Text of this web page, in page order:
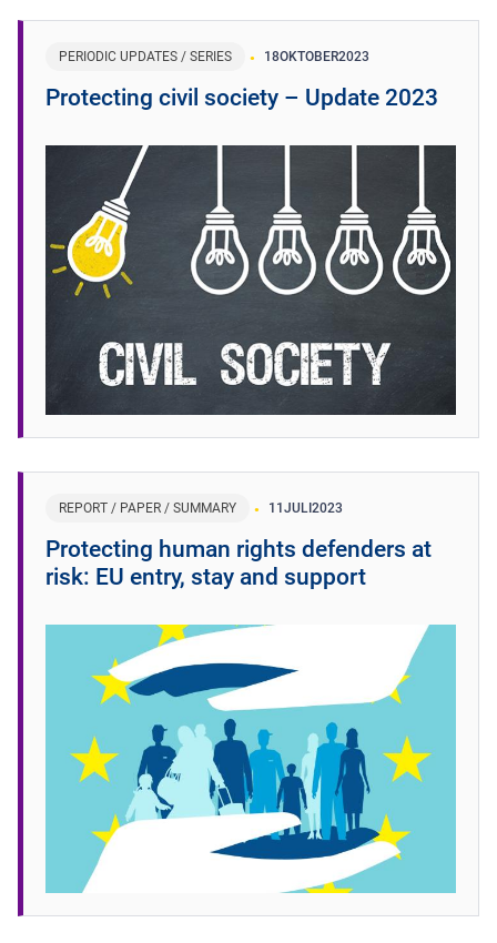
PERIODIC UPDATES / SERIES 18OKTOBER2023
Protecting civil society – Update 2023
REPORT / PAPER / SUMMARY 11JULI2023
Protecting human rights defenders at
risk: EU entry, stay and support